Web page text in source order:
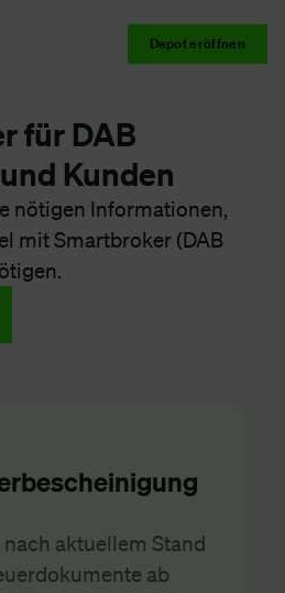
Depot eröffnen
für DAB
Kunden
nötigen Informationen,
mit Smartbroker (DAB
nach aktuellem Stand
ab